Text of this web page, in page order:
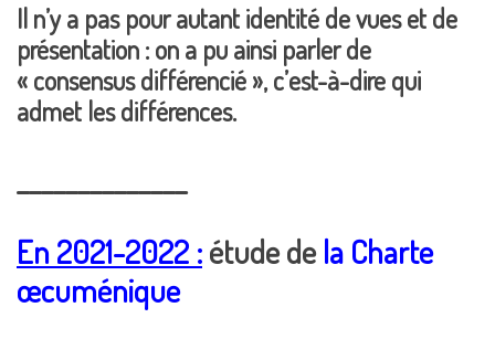
Il n’y a pas pour autant identité de vues et de
présentation : on a pu ainsi parler de
« consensus différencié », c’est-à-dire qui
admet les différences.
En 2021-2022 :étude dela Charte
œcuménique